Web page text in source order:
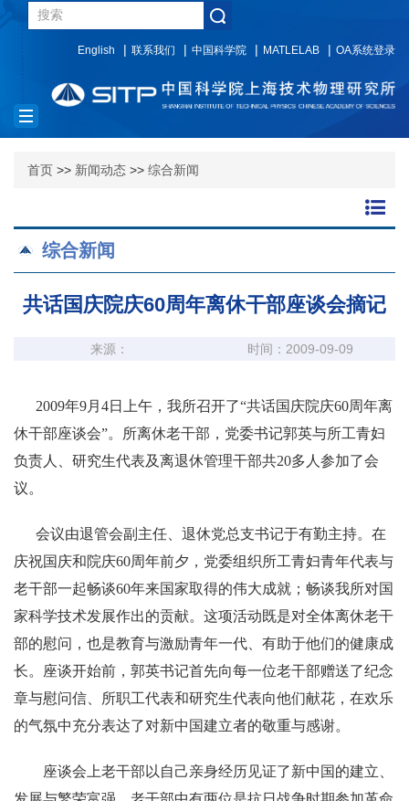
English 联系我们 中国科学院 MATLELAB OA系统登录
Toggle
navigation
首页 >> 新闻动态 >> 综合新闻
综合新闻
共话国庆院庆60周年离休干部座谈会摘记
来源： 时间：2009-09-09
2009年9月 4日 上午，我所召开了“共话国庆院庆60周年离
休干部座谈会”。所离休老干部，党委书记郭英与所工青妇
负责人、研究生代表及离退休管理干部共20多人参加了会
议。
会议由退管会副主任、退休党总支书记于有勤主持。在
庆祝国庆和院庆60周年前夕，党委组织所工青妇青年代表与
老干部一起畅谈60年来国家取得的伟大成就；畅谈我所对国
家科学技术发展作出的贡献。这项活动既是对全体离休老干
部的慰问，也是教育与激励青年一代、有助于他们的健康成
长。座谈开始前，郭英书记首先向每一位老干部赠送了纪念
章与慰问信、所职工代表和研究生代表向他们献花，在欢乐
的气氛中充分表达了对新中国建立者的敬重与感谢。
座谈会上老干部以自己亲身经历见证了新中国的建立、